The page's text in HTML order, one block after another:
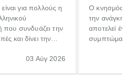
για πολλούς η
που συνδυάζει την
και δίνει την
λίγες μέρες
03 Αύγ 2026
Ο κνησμός
την ανάγκη
αποτελεί